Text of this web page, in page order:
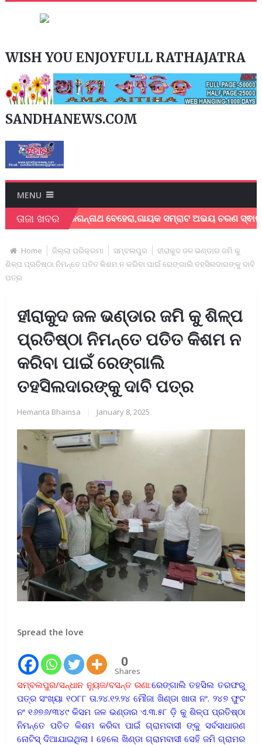
WISH YOU ENJOYFULL RATHAJATRA
SANDHANEWS.COM
MENU
ତାଜା ଖବର
ଶେଖର ଜଗନ୍ନାଥ ବେହେରା,ଗାୟକ ସମ୍ରାଟ ଅଭୟ ଚରଣ ସ୍ଵାଇଁଙ୍କ
Home ଜିଲ୍ଲା ପରିକ୍ରମା ସମ୍ବଲପୁର
ହୀରାକୁଦ ଜଳ ଭଣ୍ଡାର ଜମି କୁ
ଶିଳ୍ପ ପ୍ରତିଷ୍ଠା ନିମନ୍ତେ ପତିତ କିଶମ ନ କରିବା ପାଇଁ ରେଙ୍ଗାଲି ତହସିଲଦାରଙ୍କୁ ଦାବି
ପତ୍ର
ହୀରାକୁଦ ଜଳ ଭଣ୍ଡାର ଜମି କୁ ଶିଳ୍ପ
ପ୍ରତିଷ୍ଠା ନିମନ୍ତେ ପତିତ କିଶମ ନ
କରିବା ପାଇଁ ରେଙ୍ଗାଲି
ତହସିଲଦାରଙ୍କୁ ଦାବି ପତ୍ର
Hemanta Bhainsa January 8, 2025
Spread the love
0
Shares
ସମ୍ବଲପୁର/ସନ୍ଧାନ ନ୍ୟୁଜ/ବସନ୍ତ ରଣା:ରେଙ୍ଗାଲି ତହସିଲ ତରଫରୁ
ପତ୍ର ସଂଖ୍ୟା ୧୦୮୮ ତା.୨୪.୧୨.୨୪ ମୌଜା ଖିଣ୍ଡା ଖାତା ନଂ. ୨୪୭ ଫୁଟ
ନଂ ୧୬୭୬/୩୪୯ କିସମ ଜଳ ଭଣ୍ଡାର ଏ.୩.୫୮ ଡ଼ି କୁ ଶିଳ୍ପ ପ୍ରତିଷ୍ଠା
ନିମନ୍ତେ ପତିତ କିଶମ କରିବା ପାଇଁ ଗ୍ରାମବାସୀ ଙ୍କୁ ସର୍ବସାଧାରଣ
ନୋଟିସ୍ ଦିଆଯାଇଥିଲା I ହେଲେ ଖିଣ୍ଡା ଗ୍ରାମବାସୀ ସେହି ଜମି ଗ୍ରାମର